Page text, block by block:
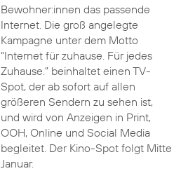
Bewohner:innen das passende
Internet. Die groß angelegte
Kampagne unter dem Motto
“Internet für zuhause. Für jedes
Zuhause.” beinhaltet einen TV-
Spot, der ab sofort auf allen
größeren Sendern zu sehen ist,
und wird von Anzeigen in Print,
OOH, Online und Social Media
begleitet. Der Kino-Spot folgt Mitte
Januar.